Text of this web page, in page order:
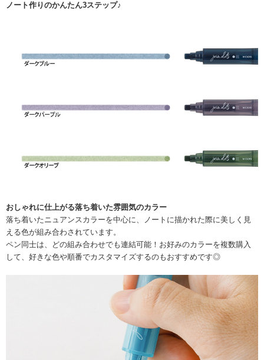
ノート作りのかんたん3ステップ♪
おしゃれに仕上がる落ち着いた雰囲気のカラー
落ち着いたニュアンスカラーを中心に、ノートに描かれた際に美しく見
える色が組み合わされています。
ペン同士は、どの組み合わせでも連結可能！お好みのカラーを複数購入
して、好きな色や順番でカスタマイズするのもおすすめです◎